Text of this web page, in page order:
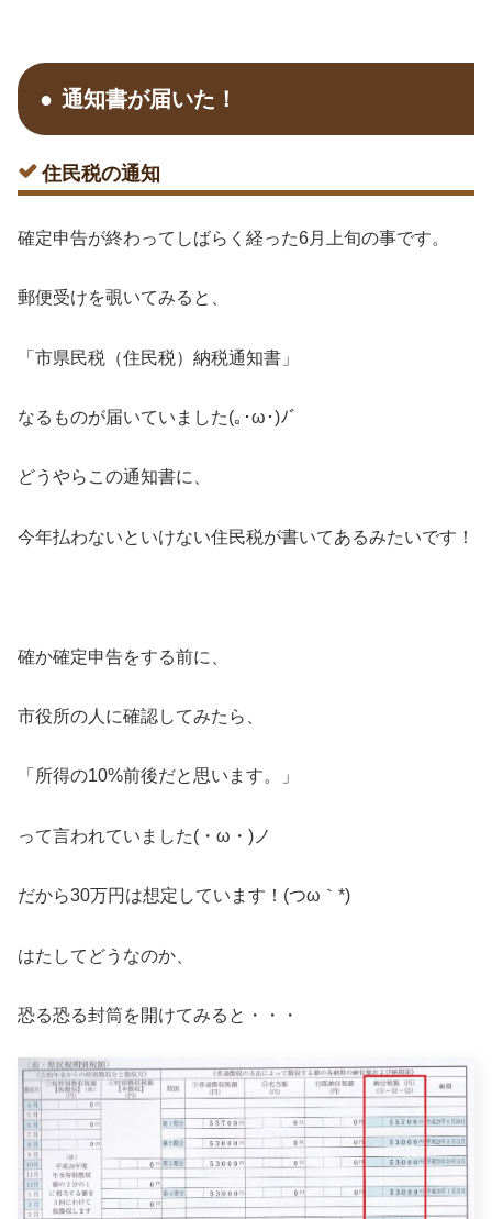
通知書が届いた！
住民税の通知
確定申告が終わってしばらく経った6月上旬の事です。
郵便受けを覗いてみると、
「市県民税（住民税）納税通知書」
なるものが届いていました(｡･ω･)ﾉﾞ
どうやらこの通知書に、
今年払わないといけない住民税が書いてあるみたいです！
確か確定申告をする前に、
市役所の人に確認してみたら、
「所得の10%前後だと思います。」
って言われていました(・ω・)ノ
だから30万円は想定しています！(つω｀*)
はたしてどうなのか、
恐る恐る封筒を開けてみると・・・